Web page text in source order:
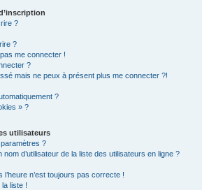
?
?
me connecter !
?
mais ne peux à présent plus me connecter ?!
?
» ?
utilisateurs
?
d’utilisateur de la liste des utilisateurs en ligne ?
l’heure n’est toujours pas correcte !
la liste !